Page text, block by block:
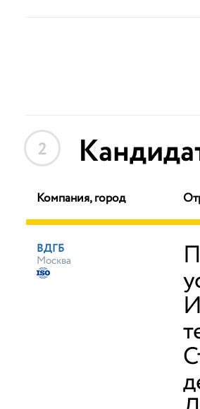
2
Компания, город
ВДГБ
Москва